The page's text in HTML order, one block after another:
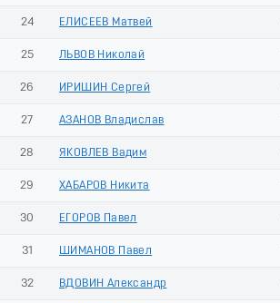
24 ЕЛИСЕЕВ Матвей
25 ЛЬВОВ Николай
26 ИРИШИН Сергей
27 АЗАНОВ Владислав
28 ЯКОВЛЕВ Вадим
29 ХАБАРОВ Никита
30 ЕГОРОВ Павел
31 ШИМАНОВ Павел
32 ВДОВИН Александр